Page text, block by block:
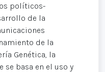
políticos-
de la
de la
Genética, la
se basa en el uso y